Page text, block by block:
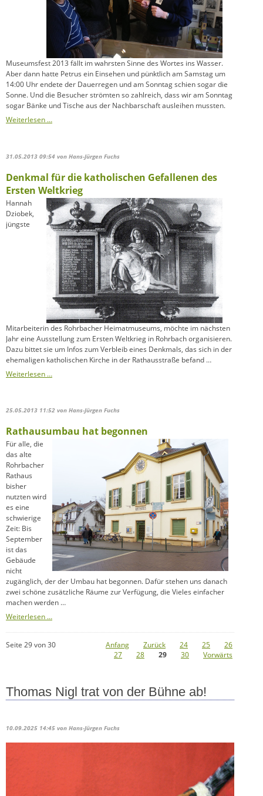
Museumsfest 2013 fällt im wahrsten Sinne des Wortes ins Wasser.
Aber dann hatte Petrus ein Einsehen und pünktlich am Samstag um
14:00 Uhr endete der Dauerregen und am Sonntag schien sogar die
Sonne. Und die Besucher strömten so zahlreich, dass wir am Sonntag
sogar Bänke und Tische aus der Nachbarschaft ausleihen mussten.
Weiterlesen …
31.05.2013 09:54 von Hans-Jürgen Fuchs
Denkmal für die katholischen Gefallenen des
Ersten Weltkrieg
Hannah
Dziobek,
jüngste
Mitarbeiterin des Rohrbacher Heimatmuseums, möchte im nächsten
Jahr eine Ausstellung zum Ersten Weltkrieg in Rohrbach organisieren.
Dazu bittet sie um Infos zum Verbleib eines Denkmals, das sich in der
ehemaligen katholischen Kirche in der Rathausstraße befand …
Weiterlesen …Denkmal
Gefallenen
Ersten
25.05.2013 11:52 von Hans-Jürgen Fuchs
Rathausumbau hat begonnen
Für alle, die
das alte
Rohrbacher
Rathaus
bisher
nutzten wird
es eine
schwierige
Zeit: Bis
September
ist das
Gebäude
nicht
zugänglich, der der Umbau hat begonnen. Dafür stehen uns danach
zwei schöne zusätzliche Räume zur Verfügung, die Vieles einfacher
machen werden …
Weiterlesen …Rathausumbau
begonnen
Seite 29 von 30
Anfang Zurück 24 25
26
27
28 29 30 Vorwärts
Thomas Nigl trat von der Bühne ab!
10.09.2025 14:45 von Hans-Jürgen Fuchs